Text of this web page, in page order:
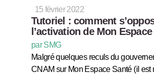
15 février 2022
Tutoriel : comment
l’activation de Mon
par SMG
Malgré quelques reculs du
CNAM sur Mon Espace Santé (il est